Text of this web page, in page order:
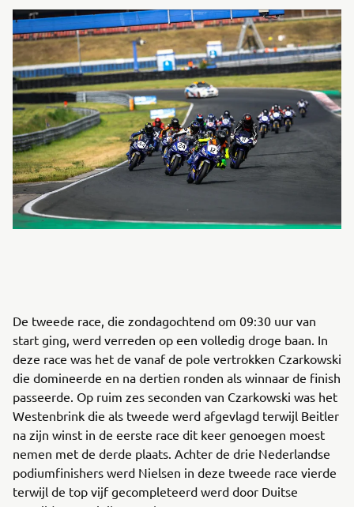
De tweede race, die zondagochtend om 09:30 uur van
start ging, werd verreden op een volledig droge baan. In
deze race was het de vanaf de pole vertrokken Czarkowski
die domineerde en na dertien ronden als winnaar de finish
passeerde. Op ruim zes seconden van Czarkowski was het
Westenbrink die als tweede werd afgevlagd terwijl Beitler
na zijn winst in de eerste race dit keer genoegen moest
nemen met de derde plaats. Achter de drie Nederlandse
podiumfinishers werd Nielsen in deze tweede race vierde
terwijl de top vijf gecompleteerd werd door Duitse